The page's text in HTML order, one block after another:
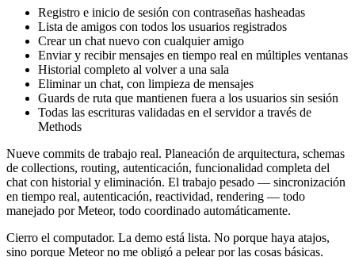
Registro e inicio de sesión con contraseñas hasheadas
Lista de amigos con todos los usuarios registrados
Crear un chat nuevo con cualquier amigo
Enviar y recibir mensajes en tiempo real en múltiples ventanas
Historial completo al volver a una sala
Eliminar un chat, con limpieza de mensajes
Guards de ruta que mantienen fuera a los usuarios sin sesión
Todas las escrituras validadas en el servidor a través de
Methods
Nueve commits de trabajo real. Planeación de arquitectura, schemas
de collections, routing, autenticación, funcionalidad completa del
chat con historial y eliminación. El trabajo pesado — sincronización
en tiempo real, autenticación, reactividad, rendering — todo
manejado por Meteor, todo coordinado automáticamente.
Cierro el computador. La demo está lista. No porque haya atajos,
sino porque Meteor no me obligó a pelear por las cosas básicas.